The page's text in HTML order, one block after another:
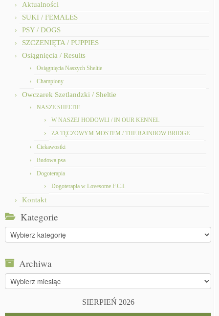
Aktualności
SUKI / FEMALES
PSY / DOGS
SZCZENIĘTA / PUPPIES
Osiągnięcia / Results
Osiągnięcia Naszych Sheltie
Championy
Owczarek Szetlandzki / Sheltie
NASZE SHELTIE
W NASZEJ HODOWLI / IN OUR KENNEL
ZA TĘCZOWYM MOSTEM / THE RAINBOW BRIDGE
Ciekawostki
Budowa psa
Dogoterapia
Dogoterapia w Lovesome F.C.I.
Kontakt
Kategorie
Kategorie
Archiwa
Archiwa
SIERPIEŃ 2026